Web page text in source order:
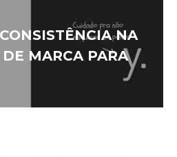
NA
MARCA PARA